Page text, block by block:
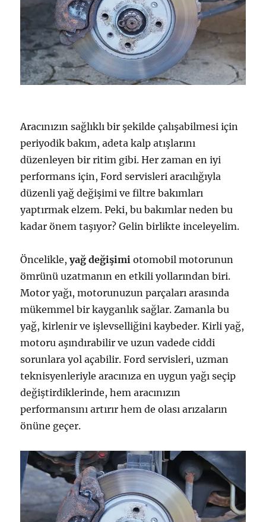
Aracınızın sağlıklı bir şekilde çalışabilmesi için
periyodik bakım, adeta kalp atışlarını
düzenleyen bir ritim gibi. Her zaman en iyi
performans için, Ford servisleri aracılığıyla
düzenli yağ değişimi ve filtre bakımları
yaptırmak elzem. Peki, bu bakımlar neden bu
kadar önem taşıyor? Gelin birlikte inceleyelim.
Öncelikle,yağ değişimi otomobil motorunun
ömrünü uzatmanın en etkili yollarından biri.
Motor yağı, motorunuzun parçaları arasında
mükemmel bir kayganlık sağlar. Zamanla bu
yağ, kirlenir ve işlevselliğini kaybeder. Kirli yağ,
motoru aşındırabilir ve uzun vadede ciddi
sorunlara yol açabilir. Ford servisleri, uzman
teknisyenleriyle aracınıza en uygun yağı seçip
değiştirdiklerinde, hem aracınızın
performansını artırır hem de olası arızaların
önüne geçer.